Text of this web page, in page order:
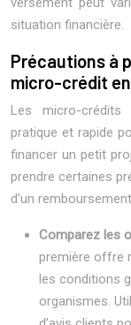
situation financière.
Précautions à
micro-crédit
Les micro-crédits
pratique et rapide
financer un petit
prendre certaines
d’un
Comparez les
première offre
les conditions
organismes.